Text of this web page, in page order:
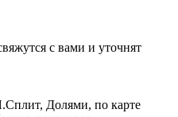
с вами и уточнят
Долями, по карте